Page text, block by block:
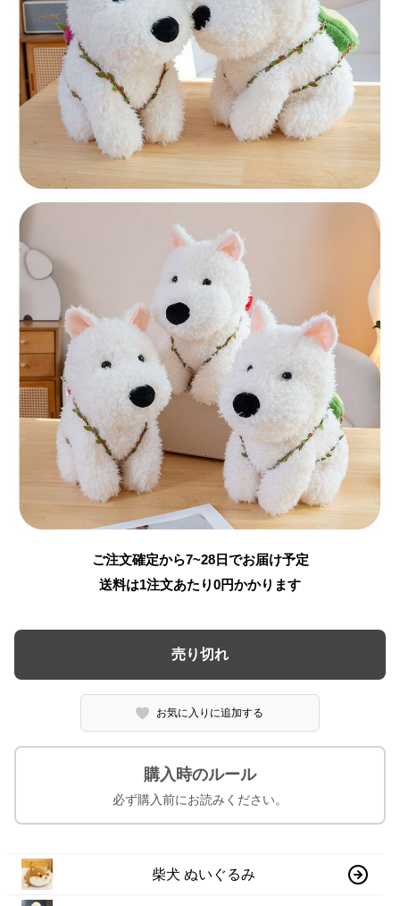
ご注文確定から7~28日でお届け予定
送料は1注文あたり0円かかります
売り切れ
お気に入りに追加する
購入時のルール
必ず購入前にお読みください。
柴犬 ぬいぐるみ